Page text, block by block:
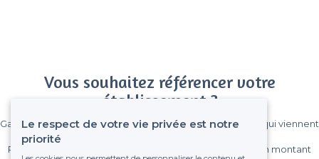
Vous souhaitez référencer votre
établissement ?
Gagnez de nombreux clients parmi le million de visiteurs qui viennent
Pas de commissions et sans engagement, vous payez un montant
Le respect de votre vie privée est notre
priorité